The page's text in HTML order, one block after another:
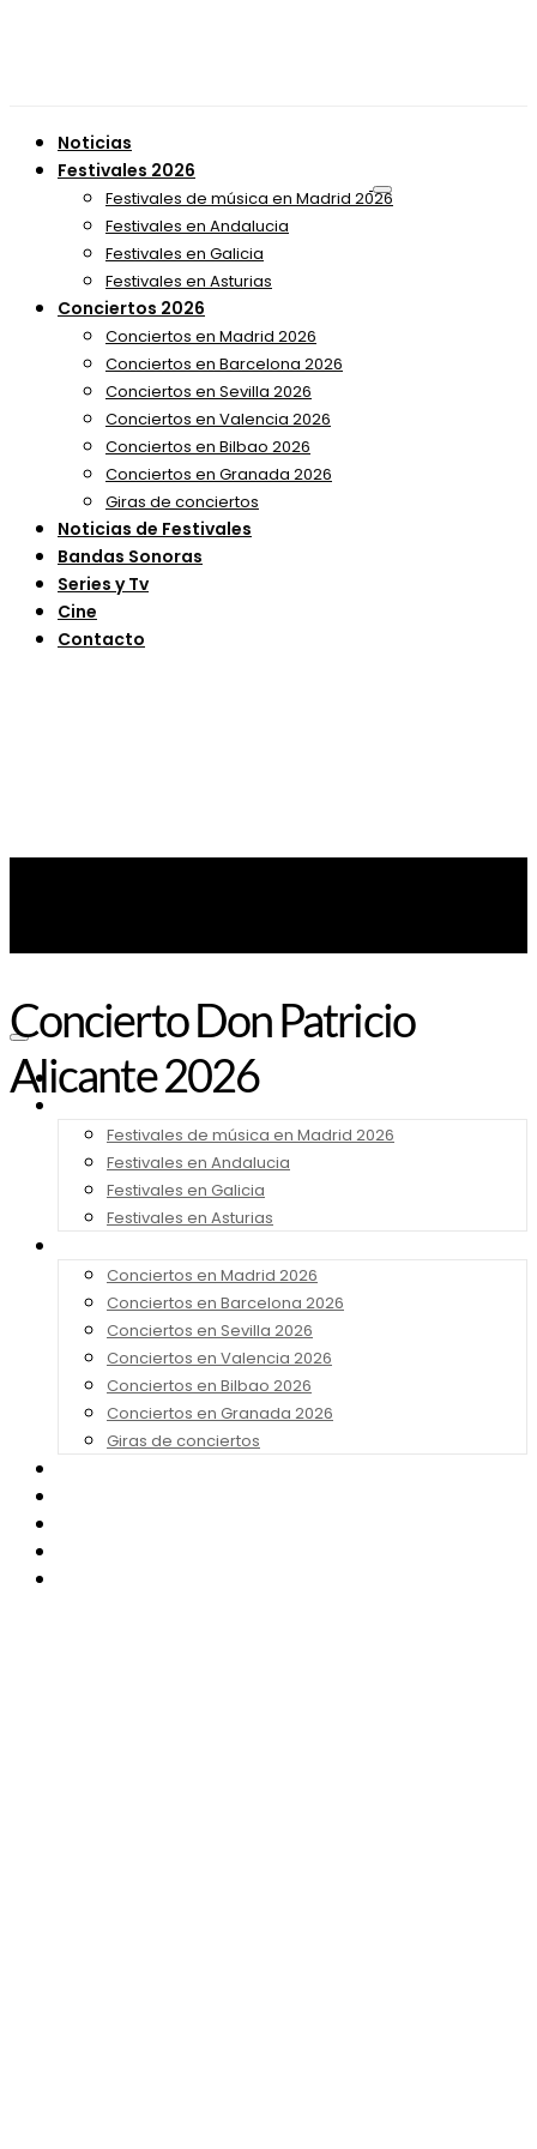
Noticias
Festivales 2026
Festivales de música en Madrid 2026
Festivales en Andalucia
Festivales en Galicia
Festivales en Asturias
Conciertos 2026
Conciertos en Madrid 2026
Conciertos en Barcelona 2026
Conciertos en Sevilla 2026
Conciertos en Valencia 2026
Conciertos en Bilbao 2026
Conciertos en Granada 2026
Giras de conciertos
Noticias de Festivales
Bandas Sonoras
Series y Tv
Cine
Contacto
Noticias
Festivales de música en Madrid 2026
Festivales en Andalucia
Festivales en Galicia
Festivales en Asturias
Conciertos en Madrid 2026
Conciertos en Barcelona 2026
Conciertos en Sevilla 2026
Conciertos en Valencia 2026
Conciertos en Bilbao 2026
Conciertos en Granada 2026
Giras de conciertos
Concierto Don Patricio
Alicante 2026